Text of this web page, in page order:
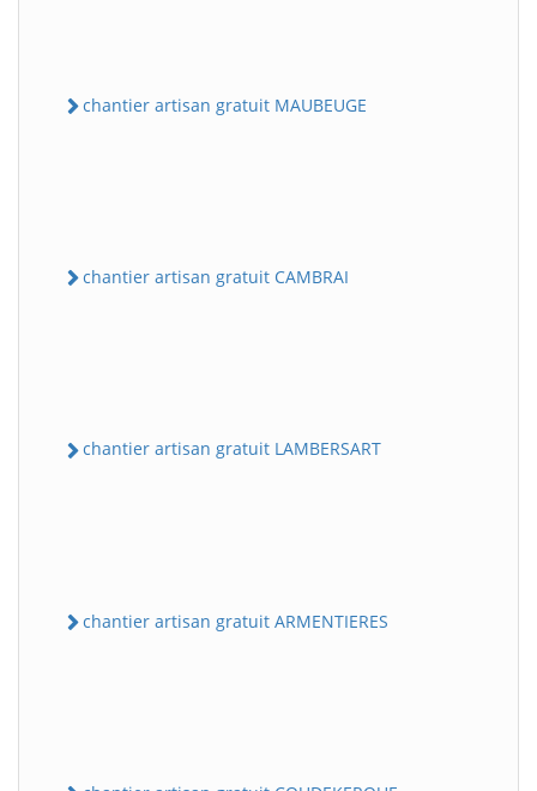
chantier artisan gratuit MAUBEUGE
chantier artisan gratuit CAMBRAI
chantier artisan gratuit LAMBERSART
chantier artisan gratuit ARMENTIERES